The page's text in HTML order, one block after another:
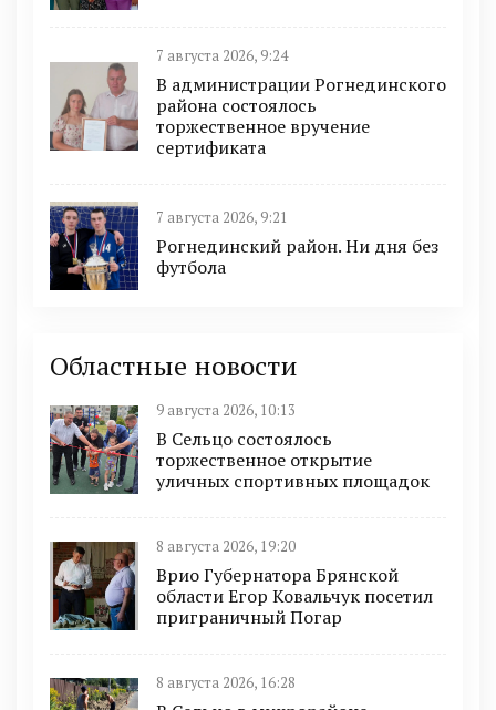
7 августа 2026, 9:24
В администрации Рогнединского
района состоялось
торжественное вручение
сертификата
7 августа 2026, 9:21
Рогнединский район. Ни дня без
футбола
Областные новости
9 августа 2026, 10:13
В Сельцо состоялось
торжественное открытие
уличных спортивных площадок
8 августа 2026, 19:20
Врио Губернатора Брянской
области Егор Ковальчук посетил
приграничный Погар
8 августа 2026, 16:28